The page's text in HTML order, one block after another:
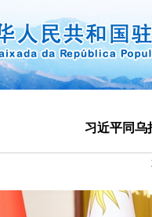
习近平同乌